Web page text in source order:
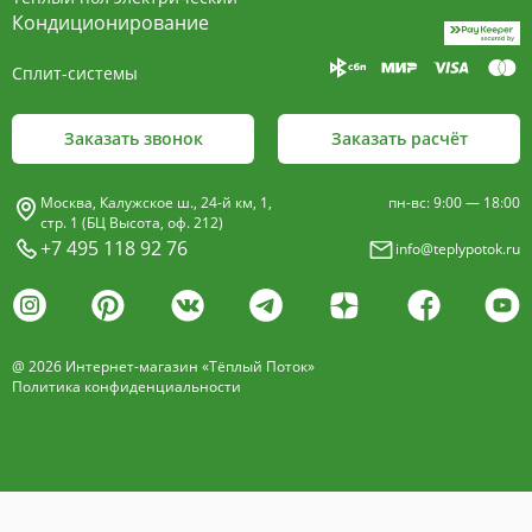
пластины, покрыт износостойким порошковым
покрытием чёрного цвета.
- изготавливается двух типов: рулонная и
анодированный алюминий четырёх цветов -
золото, бронза, чёрный, серебро (без доплат)
дерево – дуб натуральный
нержавеющая сталь
Кондиционирование
Сплит-системы
Заказать звонок Заказать расчёт
Москва, Калужское ш., 24-й км, 1,
стр. 1 (БЦ Высота, оф. 212)
+7 495 118 92 76
пн-вс: 9:00 — 18:00
info@teplypotok.ru
@ 2026 Интернет-магазин «Тёплый Поток»
Политика конфиденциальности